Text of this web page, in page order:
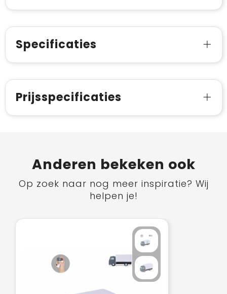
Specificaties
Prijsspecificaties
Anderen bekeken ook
Op zoek naar nog meer inspiratie? Wij
helpen je!